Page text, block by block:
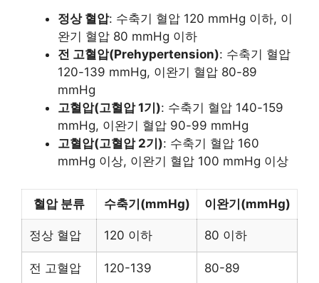
정상 혈압: 수축기 혈압 120 mmHg 이하, 이
완기 혈압 80 mmHg 이하
전 고혈압(Prehypertension): 수축기 혈압
120-139 mmHg, 이완기 혈압 80-89
mmHg
고혈압(고혈압 1기): 수축기 혈압 140-159
mmHg, 이완기 혈압 90-99 mmHg
고혈압(고혈압 2기): 수축기 혈압 160
mmHg 이상, 이완기 혈압 100 mmHg 이상
혈압 분류 수축기(mmHg) 이완기(mmHg)
정상 혈압 120 이하 80 이하
전 고혈압 120-139 80-89